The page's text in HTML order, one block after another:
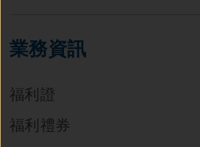
業務資訊
福利證
福利禮券